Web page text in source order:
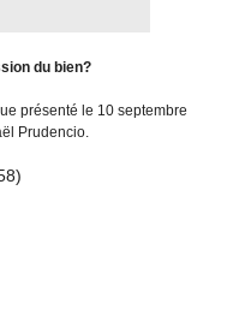
du bien?
présenté le 10 septembre
Prudencio.